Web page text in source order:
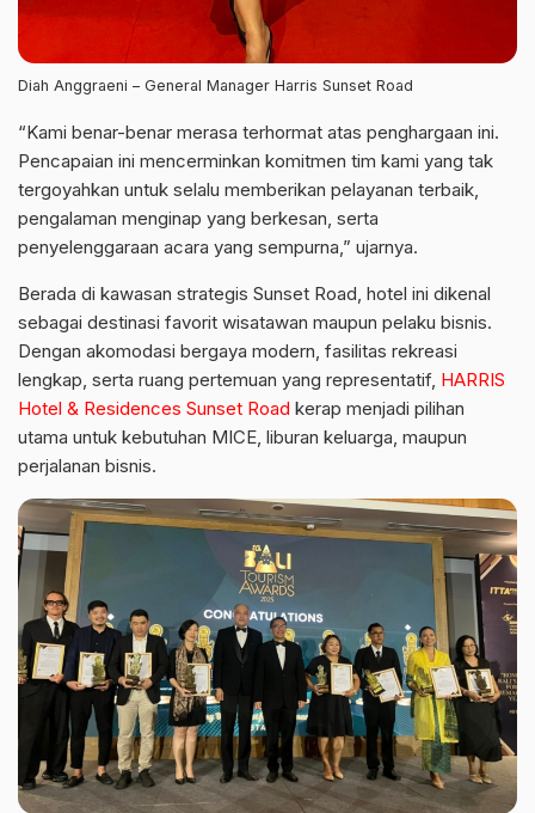
Diah Anggraeni – General Manager Harris Sunset Road
“Kami benar-benar merasa terhormat atas penghargaan ini.
Pencapaian ini mencerminkan komitmen tim kami yang tak
tergoyahkan untuk selalu memberikan pelayanan terbaik,
pengalaman menginap yang berkesan, serta
penyelenggaraan acara yang sempurna,” ujarnya.
Berada di kawasan strategis Sunset Road, hotel ini dikenal
sebagai destinasi favorit wisatawan maupun pelaku bisnis.
Dengan akomodasi bergaya modern, fasilitas rekreasi
lengkap, serta ruang pertemuan yang representatif, HARRIS
Hotel & Residences Sunset Road kerap menjadi pilihan
utama untuk kebutuhan MICE, liburan keluarga, maupun
perjalanan bisnis.